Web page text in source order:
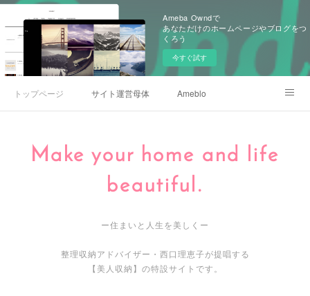
Ameba Owndで
あなただけのホームページやブログをつ
くろう
今すぐ試す
トップページ サイト運営母体 Ameblo
Make your home and life
beautiful.
ー住まいと人生を美しくー
整理収納アドバイザー・西口理恵子が提唱する
【美人収納】の特設サイトです。